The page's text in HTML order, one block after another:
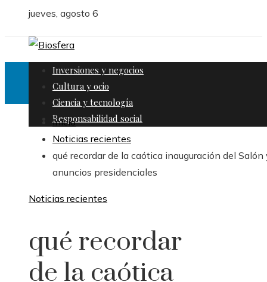
jueves, agosto 6
Inversiones y negocios
Cultura y ocio
Ciencia y tecnología
Responsabilidad social
Inicio
Noticias recientes
qué recordar de la caótica inauguración del Salón
anuncios presidenciales
Noticias recientes
qué recordar
de la caótica